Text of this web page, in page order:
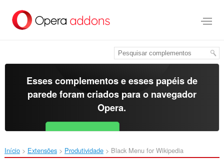
para
Esses complementos e esses papéis de
parede foram criados para o navegador
Opera.
Baixar o Opera Free for Android
Início Extensões Produtividade Black Menu for Wikipedia‎